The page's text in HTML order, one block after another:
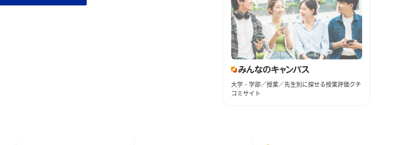
大学・学部／授業／先生別に探せる授業評価クチ
コミサイト